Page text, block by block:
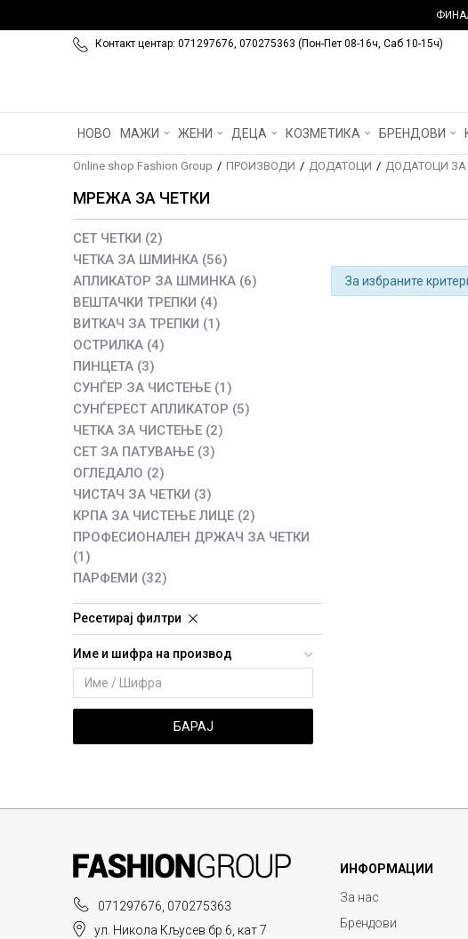
Контакт центар: 071297676, 070275363 (Пон-Пет 08-16ч, Саб 10-15ч)
НОВО МАЖИ ЖЕНИ ДЕЦА КОЗМЕТИКА БРЕНДОВИ
Online shop Fashion Group ПРОИЗВОДИ ДОДАТОЦИ ДОДАТОЦИ ЗА
МРЕЖА ЗА ЧЕТКИ
СЕТ ЧЕТКИ (2)
ЧЕТКА ЗА ШМИНКА (56)
АПЛИКАТОР ЗА ШМИНКА (6)
ВЕШТАЧКИ ТРЕПКИ (4)
ВИТКАЧ ЗА ТРЕПКИ (1)
ОСТРИЛКА (4)
ПИНЦЕТА (3)
СУНЃЕР ЗА ЧИСТЕЊЕ (1)
СУНЃЕРЕСТ АПЛИКАТОР (5)
ЧЕТКА ЗА ЧИСТЕЊЕ (2)
СЕТ ЗА ПАТУВАЊЕ (3)
ОГЛЕДАЛО (2)
ЧИСТАЧ ЗА ЧЕТКИ (3)
КРПА ЗА ЧИСТЕЊЕ ЛИЦЕ (2)
ПРОФЕСИОНАЛЕН ДРЖАЧ ЗА ЧЕТКИ
(1)
ПАРФЕМИ (32)
Ресетирај филтри
Име и шифра на производ
БАРАЈ
За избраните
071297676, 070275363
ул. Никола Кљусев бр.6, кат 7
ИНФОРМАЦИИ
За нас
Брендови